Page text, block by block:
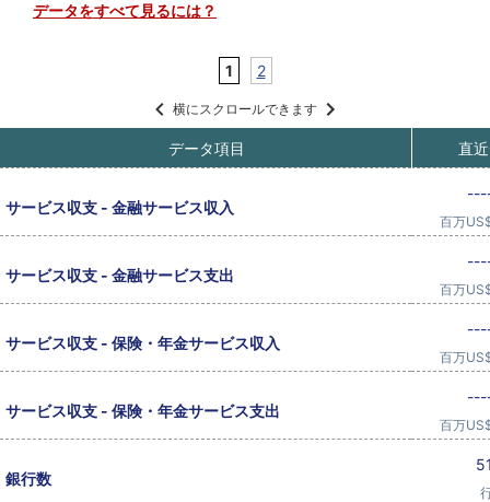
データをすべて見るには？
1 2
横にスクロールできます
データ項目 直
サービス収支 - 金融サービス収入
百万
サービス収支 - 金融サービス支出
百万
サービス収支 - 保険・年金サービス収入
百万
サービス収支 - 保険・年金サービス支出
百万
銀行数